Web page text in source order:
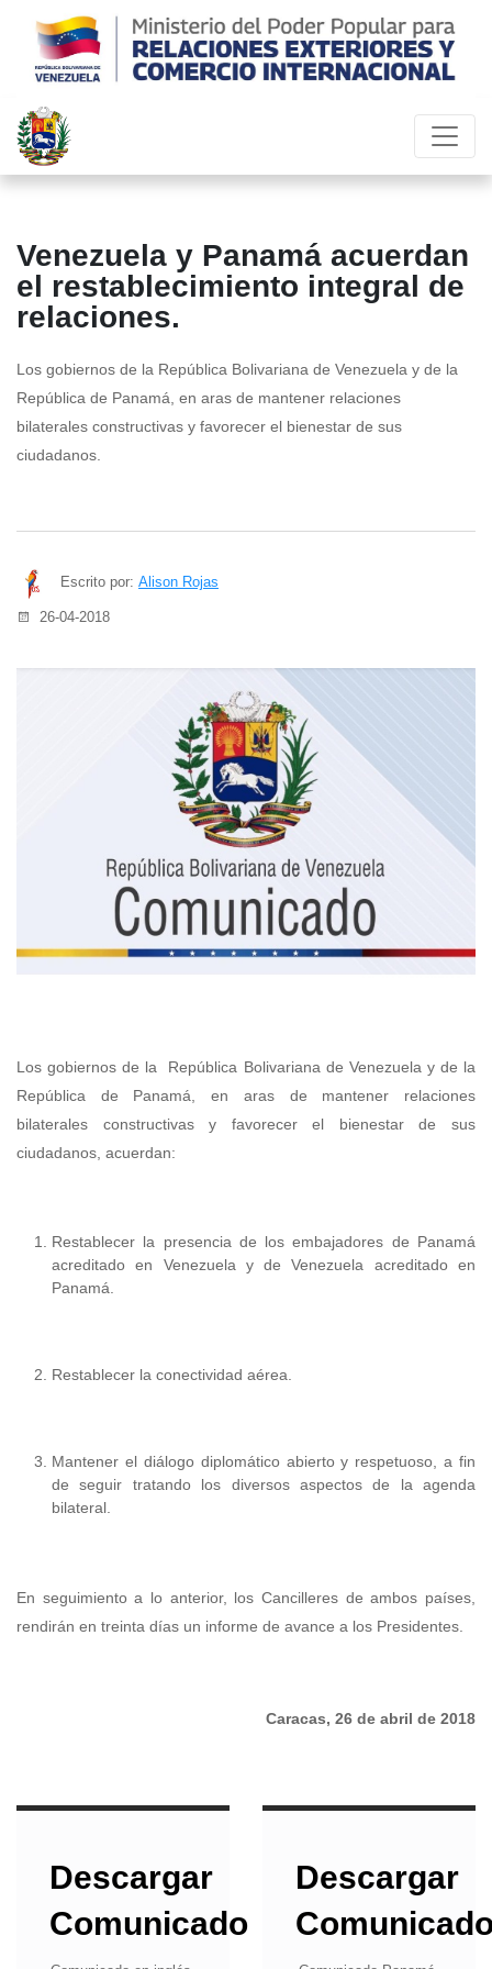
Venezuela y Panamá acuerdan
el restablecimiento integral de
relaciones.
Los gobiernos de la República Bolivariana de Venezuela y de la
República de Panamá, en aras de mantener relaciones
bilaterales constructivas y favorecer el bienestar de sus
ciudadanos.
Escrito por: Alison Rojas
26-04-2018
Los gobiernos de la República Bolivariana de Venezuela y de la
República de Panamá, en aras de mantener relaciones
bilaterales constructivas y favorecer el bienestar de sus
ciudadanos, acuerdan:
Restablecer la presencia de los embajadores de Panamá
acreditado en Venezuela y de Venezuela acreditado en
Panamá.
Restablecer la conectividad aérea.
Mantener el diálogo diplomático abierto y respetuoso, a fin
de seguir tratando los diversos aspectos de la agenda
bilateral.
En seguimiento a lo anterior, los Cancilleres de ambos países,
rendirán en treinta días un informe de avance a los Presidentes.
Caracas, 26 de abril de 2018
Descargar
Comunicado
Descargar